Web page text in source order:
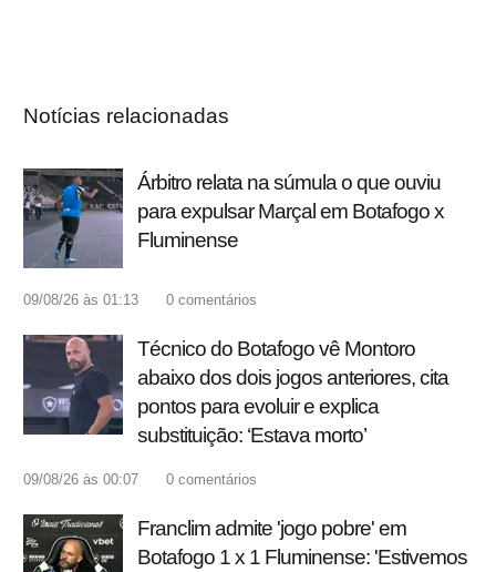
Notícias relacionadas
Árbitro relata na súmula o que ouviu
para expulsar Marçal em Botafogo x
Fluminense
09/08/26 às 01:13 0 comentários
Técnico do Botafogo vê Montoro
abaixo dos dois jogos anteriores, cita
pontos para evoluir e explica
substituição: ‘Estava morto’
09/08/26 às 00:07 0 comentários
Franclim admite 'jogo pobre' em
Botafogo 1 x 1 Fluminense: 'Estivemos